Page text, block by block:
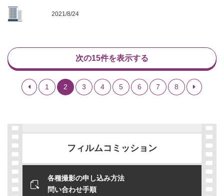
2021/8/24
次の15件を表示する
1 2 3 4 5 6 7 8
フィルムコミッション
各種撮影の申し込み方法
問い合わせ手順